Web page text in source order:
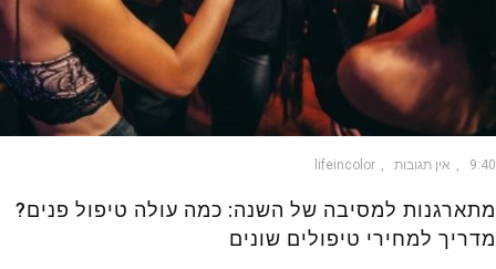
אין תגובות lifeincolor
למסיבה של השנה: כמה עולה טיפול פנים?
למחירי טיפולים שונים